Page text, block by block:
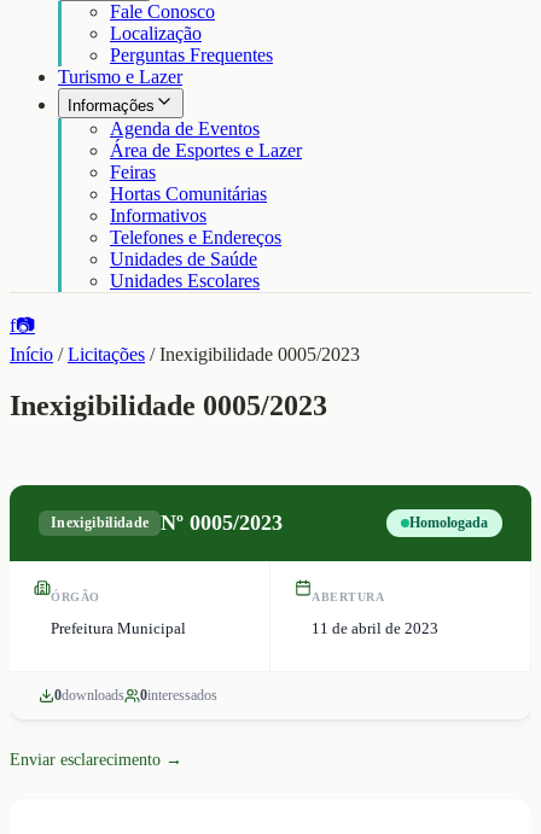
Fale Conosco
Localização
Perguntas Frequentes
Turismo e Lazer
Informações
Agenda de Eventos
Área de Esportes e Lazer
Feiras
Hortas Comunitárias
Informativos
Telefones e Endereços
Unidades de Saúde
Unidades Escolares
f📷
Início /Licitações /Inexigibilidade 0005/2023
Inexigibilidade 0005/2023
Inexigibilidade Nº0005/2023 Homologada
ÓRGÃO
Prefeitura Municipal
ABERTURA
11 de abril de 2023
0downloads 0interessados
Enviar esclarecimento →